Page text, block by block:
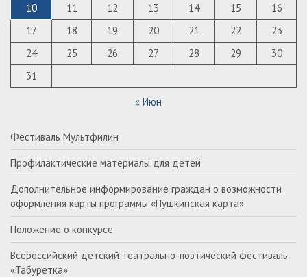
10
11 12 13 14 15
16
17
18 19 20 21 22
23
24
25 26 27 28 29
30
31
« Июн
Фестиваль Мультфилин
Профилактические материалы для детей
Дополнительное информирование граждан о возможности
оформления карты программы «Пушкинская карта»
Положение о конкурсе
Всероссийский детский театрально-поэтический фестиваль
«Табуретка»